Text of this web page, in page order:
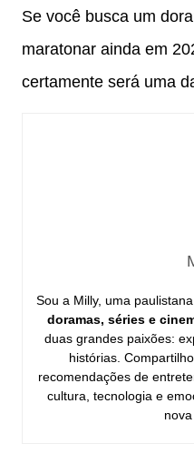
Se você busca um
maratonar ainda em
certamente será uma
Sou a Milly, uma
doramas, séries e
duas grandes paixões:
histórias.
recomendações de
cultura, tecnologia e